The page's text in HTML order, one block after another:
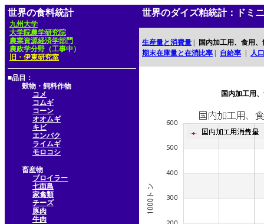
世界の食料統計
九州大学
大学院農学研究院
農業資源経済学部門
農政学分野（工事中）
旧・伊東研究室
■品目：
穀物・飼料作物
コメ
コムギ
コーン
オオムギ
キビ
エンバク
ライムギ
モロコシ
畜産物
ブロイラー
七面鳥
家禽類
チーズ
豚肉
牛肉
世界のダイズ粕統計：ドミ
生産量と消費量
国内加工用、食用
期末在庫量と在消比率
自給率 人口
国内加工用